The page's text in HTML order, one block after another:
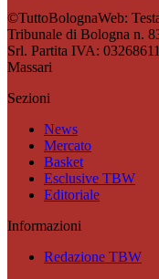
©TuttoBolognaWeb:
Tribunale di Bologna n.
Srl. Partita IVA:
Massari
Sezioni
News
Mercato
Basket
Esclusive TBW
Editoriale
Informazioni
Redazione TBW